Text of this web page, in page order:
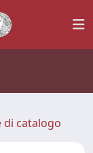
di catalogo